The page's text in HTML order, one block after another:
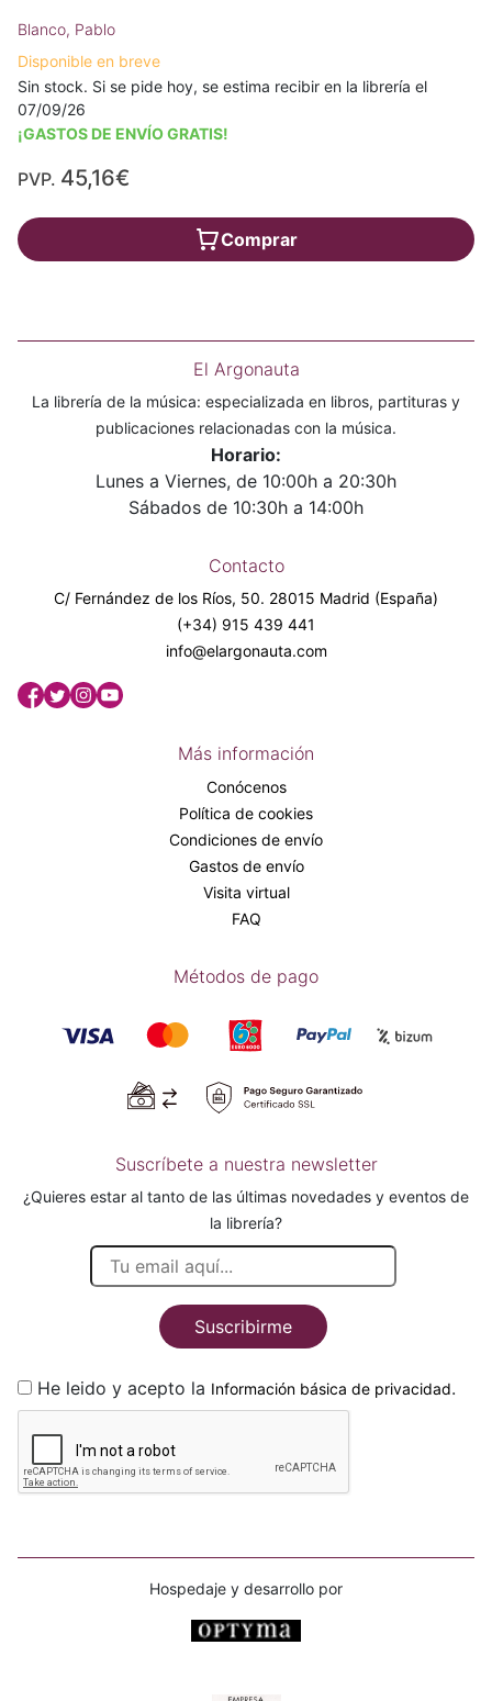
Blanco, Pablo
Disponible en breve
Sin stock. Si se pide hoy, se estima recibir en la librería el
07/09/26
¡GASTOS DE ENVÍO GRATIS!
PVP. 45,16€
Comprar
El Argonauta
La librería de la música: especializada en libros, partituras y
publicaciones relacionadas con la música.
Horario:
Lunes a Viernes, de 10:00h a 20:30h
Sábados de 10:30h a 14:00h
Contacto
C/ Fernández de los Ríos, 50. 28015 Madrid (España)
(+34) 915 439 441
info@elargonauta.com
Más información
Conócenos
Política de cookies
Condiciones de envío
Gastos de envío
Visita virtual
FAQ
Métodos de pago
Suscríbete a nuestra newsletter
¿Quieres estar al tanto de las últimas novedades y eventos de
la librería?
Suscribirme
He leido y acepto la Información básica de privacidad.
Hospedaje y desarrollo por